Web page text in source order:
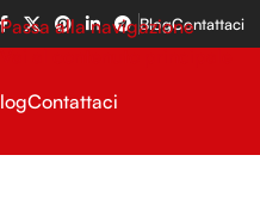
Passa alla navigazione
BlogContattaci
Contattaci